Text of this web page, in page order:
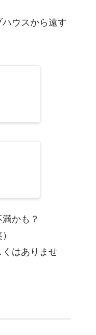
ウスから遠す
かも？
はありませ